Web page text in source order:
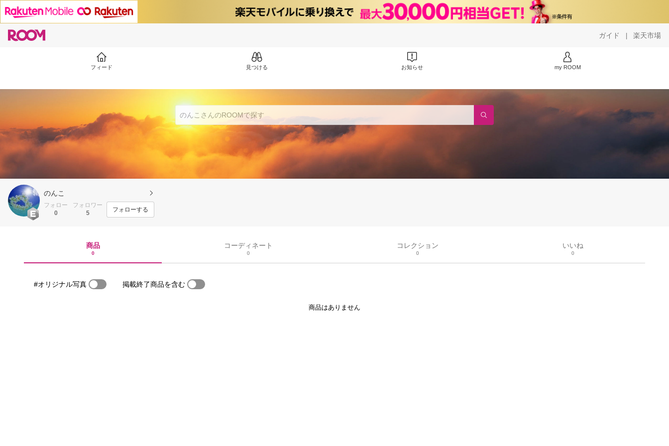
ガイド | 楽天市場
フィード 見つける お知らせ my ROOM
のんこ
フォロー
0
フォロワー
5
フォローする
商品
0
コーディネート
0
コレクション
0
いいね
0
#オリジナル写真 掲載終了商品を含む
商品はありません